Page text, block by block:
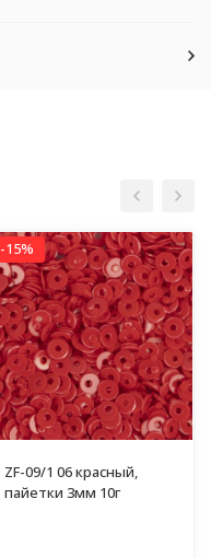
-15%
ZF-09/1 06 красный,
пайетки 3мм 10г